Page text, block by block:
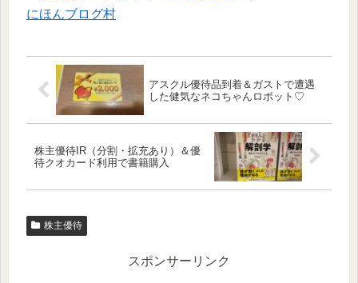
にほんブログ村
アスクル優待品到着＆ガストで遭遇
した健気なネコちゃんロボット♡
株主優待IR（分割・拡充あり）＆優
待クオカード利用で書籍購入
株主優待
スポンサーリンク